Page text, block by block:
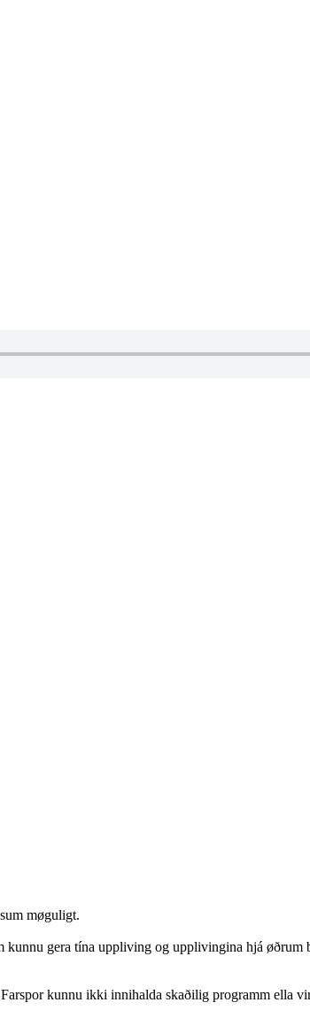
møguligt.
kunnu gera tína uppliving og upplivingina hjá øðrum
kunnu ikki innihalda skaðilig programm ella